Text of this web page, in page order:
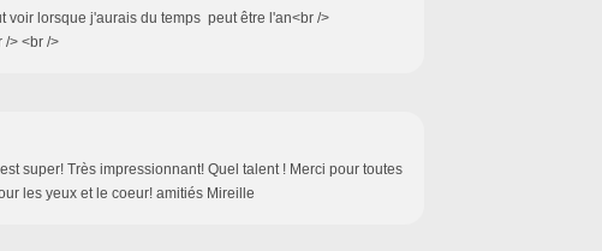
voir lorsque j'aurais du temps peut être l'an<br />
/> <br />
super! Très impressionnant! Quel talent ! Merci pour toutes
les yeux et le coeur! amitiés Mireille